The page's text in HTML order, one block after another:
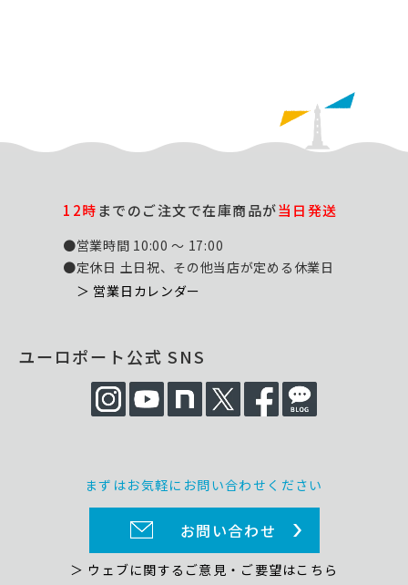
Epson Cloud Solution PORTを利用することで、PC
Epson Cloud Solution PORTにご登録いただくと、お
客様のプリンターの状態をエプソン側でも確認できる
ようになります。
12時までのご注文で在庫商品が当日発送
●営業時間 10:00 ～ 17:00
●定休日 土日祝、その他当店が定める休業日
＞ 営業日カレンダー
ユーロポート公式 SNS
まずはお気軽にお問い合わせください
お問い合わせ
＞ ウェブに関するご意見・ご要望はこちら